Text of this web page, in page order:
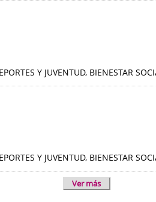
Y JUVENTUD, BIENESTAR
Y JUVENTUD, BIENESTAR
Ver más